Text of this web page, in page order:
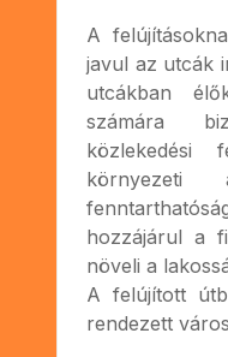
A
javul az utcák
utcákban
számára
közlekedési
környezeti
hozzájárul a
növeli a
A felújított
rendezett